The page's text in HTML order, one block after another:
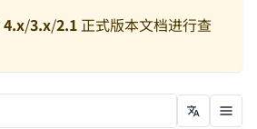
4.x/3.x/2.1正式版本文档进行查